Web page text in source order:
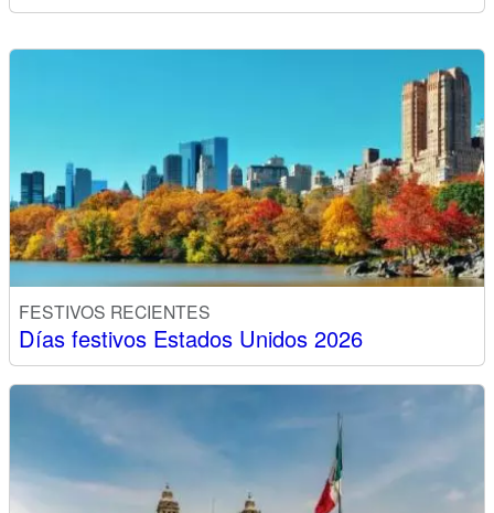
FESTIVOS RECIENTES
Días festivos Estados Unidos 2026